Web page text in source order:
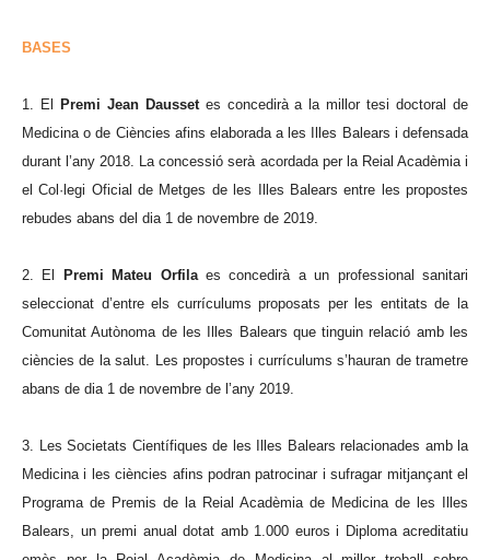
BASES
1. El Premi Jean Daussetes concedirà a la millor tesi doctoral de
Medicina o de Ciències afins elaborada a les Illes Balears i defensada
durant l’any 2018. La concessió serà acordada per la Reial Acadèmia i
el Col·legi Oficial de Metges de les Illes Balears entre les propostes
rebudes abans del dia 1 de novembre de 2019.
2. El Premi Mateu Orfilaes concedirà a un professional sanitari
seleccionat d’entre els currículums proposats per les entitats de la
Comunitat Autònoma de les Illes Balears que tinguin relació amb les
ciències de la salut. Les propostes i currículums s’hauran de trametre
abans de dia 1 de novembre de l’any 2019.
3. Les Societats Científiques de les Illes Balears relacionades amb la
Medicina i les ciències afins podran patrocinar i sufragar mitjançant el
Programa de Premis de la Reial Acadèmia de Medicina de les Illes
Balears, un premi anual dotat amb 1.000 euros i Diploma acreditatiu